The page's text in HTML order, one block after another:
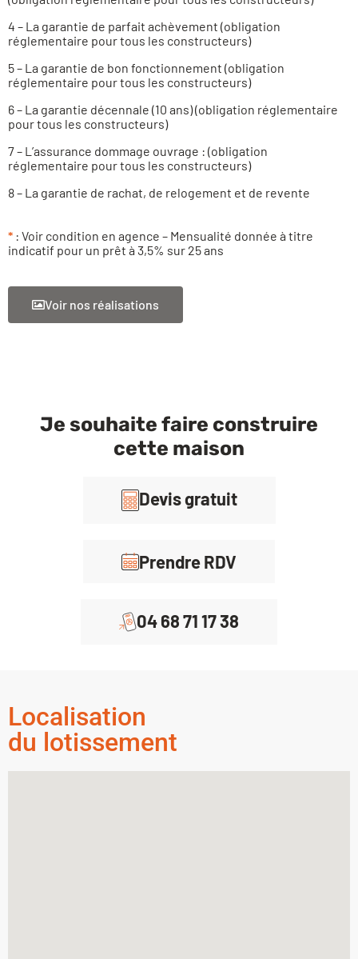
4 – La garantie de parfait achèvement (obligation
réglementaire pour tous les constructeurs)
5 – La garantie de bon fonctionnement (obligation
réglementaire pour tous les constructeurs)
6 – La garantie décennale (10 ans) (obligation réglementaire
pour tous les constructeurs)
7 – L’assurance dommage ouvrage : (obligation
réglementaire pour tous les constructeurs)
8 – La garantie de rachat, de relogement et de revente
* : Voir condition en agence – Mensualité donnée à titre
indicatif pour un prêt à 3,5% sur 25 ans
Voir nos réalisations
Je souhaite faire construire
cette maison
Devis gratuit
Prendre RDV
04 68 71 17 38
Localisation
du lotissement